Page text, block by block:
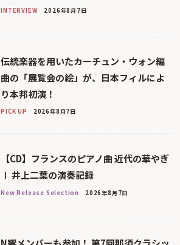
INTERVIEW 2026年8月7日
伝統楽器を用いたカーチュン・ウォン編
曲の「展覧会の絵」が、日本フィルによ
り本邦初演！
PICK UP 2026年8月7日
【CD】フランスのピアノ曲 近代の華やぎ
Ⅰ 井上二葉の演奏記録
New Release Selection 2026年8月7日